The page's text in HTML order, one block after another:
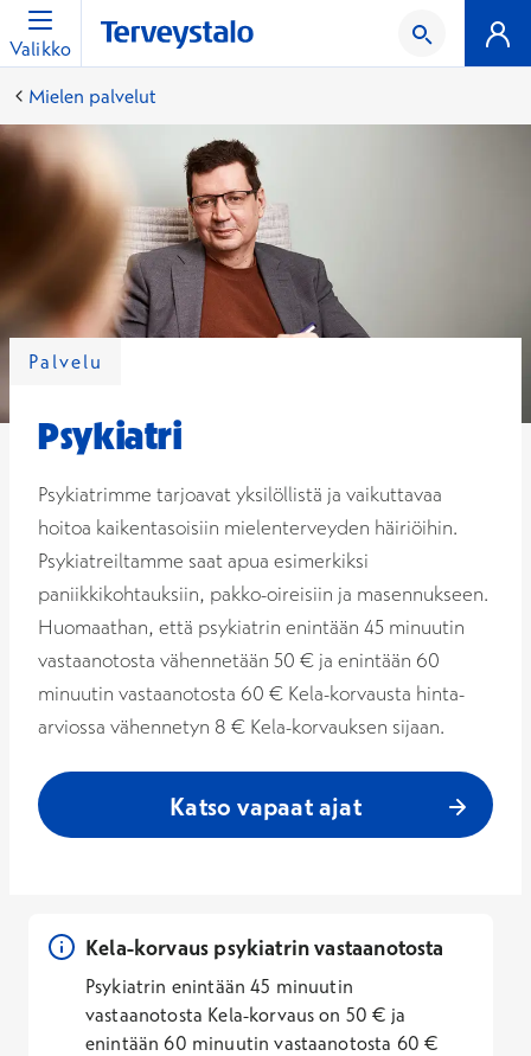
Valikko
Mielen palvelut
Palvelu
Psykiatri
Psykiatrimme tarjoavat yksilöllistä ja vaikuttavaa
hoitoa kaikentasoisiin mielenterveyden häiriöihin.
Psykiatreiltamme saat apua esimerkiksi
paniikkikohtauksiin, pakko-oireisiin ja masennukseen.
Huomaathan, että psykiatrin enintään 45 minuutin
vastaanotosta vähennetään 50 € ja enintään 60
minuutin vastaanotosta 60 € Kela-korvausta hinta-
arviossa vähennetyn 8 € Kela-korvauksen sijaan.
Katso vapaat ajat
Kela-korvaus psykiatrin vastaanotosta
Psykiatrin enintään 45 minuutin
vastaanotosta Kela-korvaus on 50 € ja
enintään 60 minuutin vastaanotosta 60 €